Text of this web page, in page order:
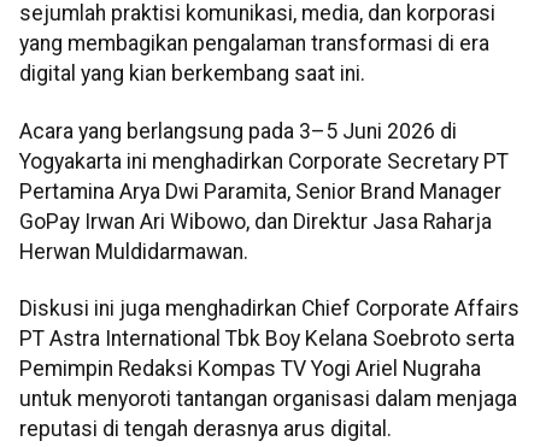
sejumlah praktisi komunikasi, media, dan korporasi
yang membagikan pengalaman transformasi di era
digital yang kian berkembang saat ini.
Acara yang berlangsung pada 3–5 Juni 2026 di
Yogyakarta ini menghadirkan Corporate Secretary PT
Pertamina Arya Dwi Paramita, Senior Brand Manager
GoPay Irwan Ari Wibowo, dan Direktur Jasa Raharja
Herwan Muldidarmawan.
Diskusi ini juga menghadirkan Chief Corporate Affairs
PT Astra International Tbk Boy Kelana Soebroto serta
Pemimpin Redaksi Kompas TV Yogi Ariel Nugraha
untuk menyoroti tantangan organisasi dalam menjaga
reputasi di tengah derasnya arus digital.